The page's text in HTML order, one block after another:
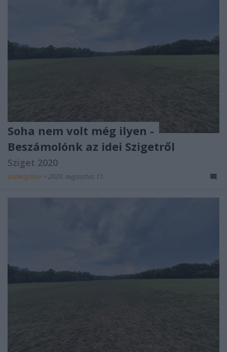
Soha nem volt még ilyen -
Beszámolónk az idei Szigetről
Sziget 2020
dankógábor • 2020. augusztus 11.